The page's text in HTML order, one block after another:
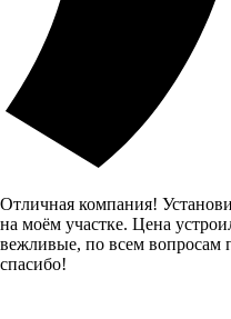
Отличная компания!
на моём участке. Цена
вежливые, по всем вопросам
спасибо!